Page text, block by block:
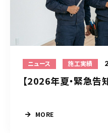
ニュース 施工実績
【2026年夏・緊急告
MORE